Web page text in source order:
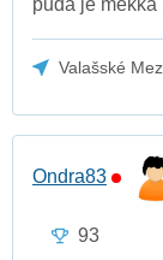
půda je měkká
Valašské
Ondra83
93